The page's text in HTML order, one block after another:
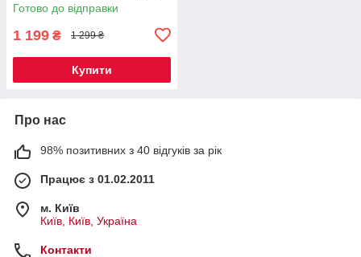
Готово до відправки
1 199 ₴ 1 299 ₴
Купити
Про нас
98% позитивних з 40 відгуків за рік
Працює з 01.02.2011
м. Київ
Київ, Київ, Україна
Контакти